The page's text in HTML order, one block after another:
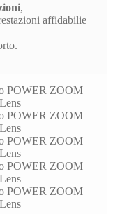
,
affidabilie